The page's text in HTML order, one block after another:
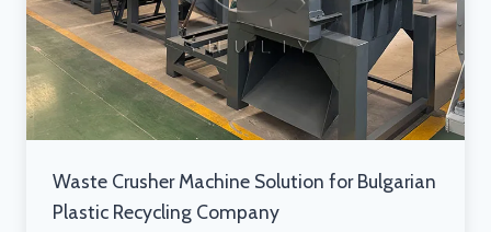
Waste Crusher Machine Solution for Bulgarian
Plastic Recycling Company